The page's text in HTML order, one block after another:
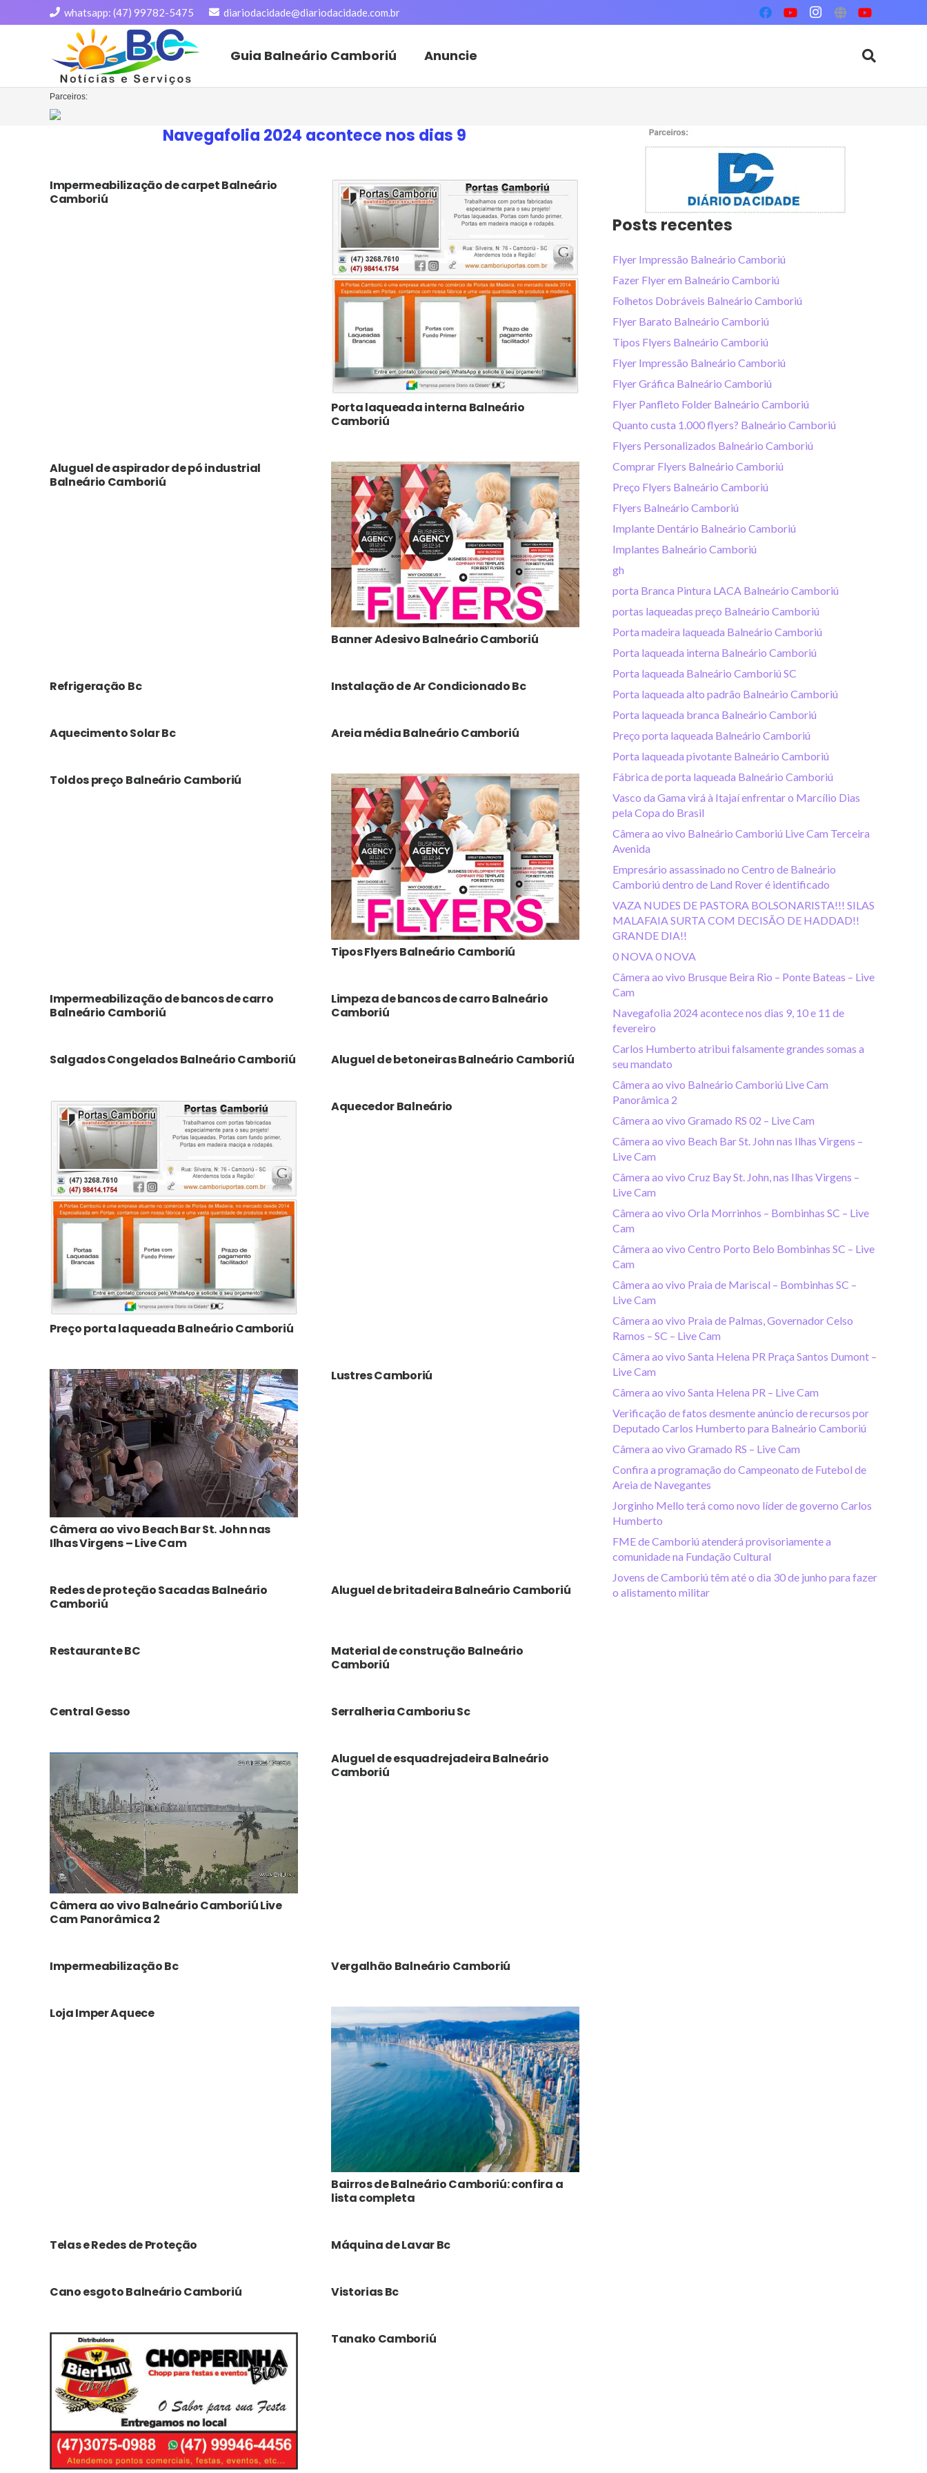
whatsapp: (47) 99782-5475 diariodacidade@diariodacidade.com.br
Guia Balneário Camboriú Anuncie
Parceiros:
Navegafolia 2024 acontece nos dias 9
Impermeabilização de carpet Balneário
Camboriú
Porta laqueada interna Balneário
Camboriú
Aluguel de aspirador de pó industrial
Balneário Camboriú
Banner Adesivo Balneário Camboriú
Refrigeração Bc Instalação de Ar Condicionado Bc
Aquecimento Solar Bc Areia média Balneário Camboriú
Toldos preço Balneário Camboriú
Tipos Flyers Balneário Camboriú
Impermeabilização de bancos de carro
Balneário Camboriú
Limpeza de bancos de carro Balneário
Camboriú
Salgados Congelados Balneário Camboriú Aluguel de betoneiras Balneário Camboriú
Preço porta laqueada Balneário Camboriú
Aquecedor Balneário
Câmera ao vivo Beach Bar St. John nas
Ilhas Virgens – Live Cam
Lustres Camboriú
Redes de proteção Sacadas Balneário
Camboriú
Aluguel de britadeira Balneário Camboriú
Restaurante BC
Material de construção Balneário
Camboriú
Central Gesso Serralheria Camboriu Sc
Câmera ao vivo Balneário Camboriú Live
Cam Panorâmica 2
Aluguel de esquadrejadeira Balneário
Camboriú
Impermeabilização Bc Vergalhão Balneário Camboriú
Loja Imper Aquece
Bairros de Balneário Camboriú: confira a
lista completa
Telas e Redes de Proteção Máquina de Lavar Bc
Cano esgoto Balneário Camboriú Vistorias Bc
Tanako Camboriú
Posts recentes
Flyer Impressão Balneário Camboriú
Fazer Flyer em Balneário Camboriú
Folhetos Dobráveis Balneário Camboriú
Flyer Barato Balneário Camboriú
Tipos Flyers Balneário Camboriú
Flyer Impressão Balneário Camboriú
Flyer Gráfica Balneário Camboriú
Flyer Panfleto Folder Balneário Camboriú
Quanto custa 1.000 flyers? Balneário Camboriú
Flyers Personalizados Balneário Camboriú
Comprar Flyers Balneário Camboriú
Preço Flyers Balneário Camboriú
Flyers Balneário Camboriú
Implante Dentário Balneário Camboriú
Implantes Balneário Camboriú
gh
porta Branca Pintura LACA Balneário Camboriú
portas laqueadas preço Balneário Camboriú
Porta madeira laqueada Balneário Camboriú
Porta laqueada interna Balneário Camboriú
Porta laqueada Balneário Camboriú SC
Porta laqueada alto padrão Balneário Camboriú
Porta laqueada branca Balneário Camboriú
Preço porta laqueada Balneário Camboriú
Porta laqueada pivotante Balneário Camboriú
Fábrica de porta laqueada Balneário Camboriú
Vasco da Gama virá à Itajaí enfrentar o Marcílio Dias
pela Copa do Brasil
Câmera ao vivo Balneário Camboriú Live Cam Terceira
Avenida
Empresário assassinado no Centro de Balneário
Camboriú dentro de Land Rover é identificado
VAZA NUDES DE PASTORA BOLSONARISTA!!! SILAS
MALAFAIA SURTA COM DECISÃO DE HADDAD!!
GRANDE DIA!!
0 NOVA 0 NOVA
Câmera ao vivo Brusque Beira Rio – Ponte Bateas – Live
Cam
Navegafolia 2024 acontece nos dias 9, 10 e 11 de
fevereiro
Carlos Humberto atribui falsamente grandes somas a
seu mandato
Câmera ao vivo Balneário Camboriú Live Cam
Panorâmica 2
Câmera ao vivo Gramado RS 02 – Live Cam
Câmera ao vivo Beach Bar St. John nas Ilhas Virgens –
Live Cam
Câmera ao vivo Cruz Bay St. John, nas Ilhas Virgens –
Live Cam
Câmera ao vivo Orla Morrinhos – Bombinhas SC – Live
Cam
Câmera ao vivo Centro Porto Belo Bombinhas SC – Live
Cam
Câmera ao vivo Praia de Mariscal – Bombinhas SC –
Live Cam
Câmera ao vivo Praia de Palmas, Governador Celso
Ramos – SC – Live Cam
Câmera ao vivo Santa Helena PR Praça Santos Dumont –
Live Cam
Câmera ao vivo Santa Helena PR – Live Cam
Verificação de fatos desmente anúncio de recursos por
Deputado Carlos Humberto para Balneário Camboriú
Câmera ao vivo Gramado RS – Live Cam
Confira a programação do Campeonato de Futebol de
Areia de Navegantes
Jorginho Mello terá como novo líder de governo Carlos
Humberto
FME de Camboriú atenderá provisoriamente a
comunidade na Fundação Cultural
Jovens de Camboriú têm até o dia 30 de junho para fazer
o alistamento militar